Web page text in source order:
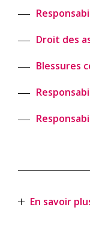
Droit des
Blessures
En savoir